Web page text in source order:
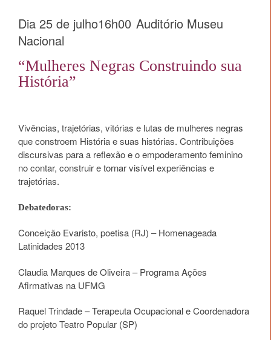
Dia 25 de julho16h00 Auditório Museu
Nacional
“Mulheres Negras Construindo sua
História”
Vivências, trajetórias, vitórias e lutas de mulheres negras
que constroem História e suas histórias. Contribuições
discursivas para a reflexão e o empoderamento feminino
no contar, construir e tornar visível experiências e
trajetórias.
Debatedoras:
Conceição Evaristo, poetisa (RJ) – Homenageada
Latinidades 2013
Claudia Marques de Oliveira – Programa Ações
Afirmativas na UFMG
Raquel Trindade – Terapeuta Ocupacional e Coordenadora
do projeto Teatro Popular (SP)